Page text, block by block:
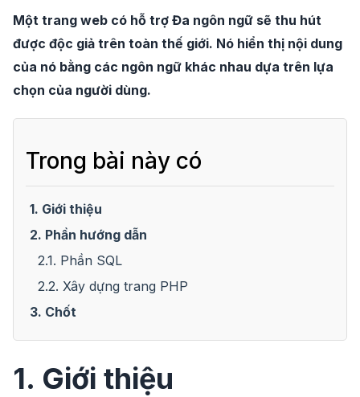
Một trang web có hỗ trợ Đa ngôn ngữ sẽ thu hút
được độc giả trên toàn thế giới. Nó hiển thị nội dung
của nó bằng các ngôn ngữ khác nhau dựa trên lựa
chọn của người dùng.
Trong bài này có
1. Giới thiệu
2. Phần hướng dẫn
2.1. Phần SQL
2.2. Xây dựng trang PHP
3. Chốt
1. Giới thiệu